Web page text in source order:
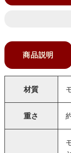
商品説明
材質
重さ